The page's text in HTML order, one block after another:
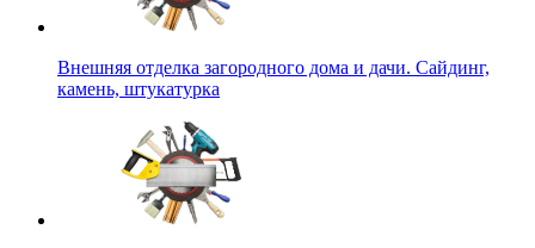
Внешняя отделка загородного дома и дачи. Сайдинг,
камень, штукатурка